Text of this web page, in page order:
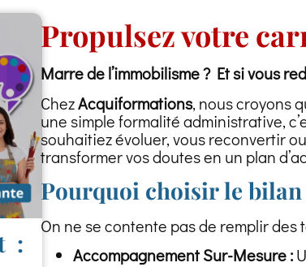
:
Propulsez votre
Marre de l’immobilisme ? Et si vous
ChezAcquiformations, nous croyons
une simple formalité administrative,
souhaitiez évoluer, vous reconvertir
transformer vos doutes en un plan
Pourquoi choisir le
On ne se contente pas de remplir
Accompagnement Sur-Mesure :